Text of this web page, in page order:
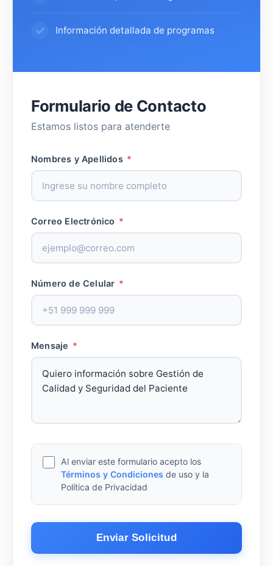
Información detallada de programas
Formulario de Contacto
Estamos listos para atenderte
Nombres y Apellidos *
Correo Electrónico *
Número de Celular *
Mensaje *
Al enviar este formulario acepto los
Términos y Condiciones de uso y la
Política de Privacidad
Enviar Solicitud